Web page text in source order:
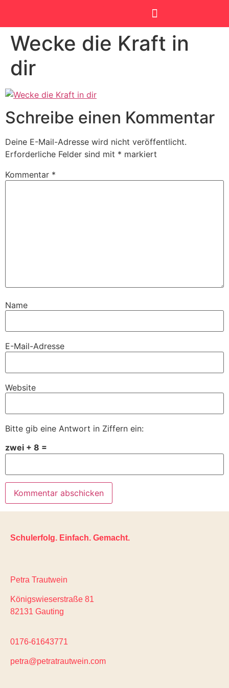
Wecke die Kraft in
dir
Schreibe einen Kommentar
Deine E-Mail-Adresse wird nicht veröffentlicht.
Erforderliche Felder sind mit * markiert
Kommentar *
Name
E-Mail-Adresse
Website
Bitte gib eine Antwort in Ziffern ein:
zwei + 8 =
Schulerfolg. Einfach. Gemacht.
Petra Trautwein
Königswieserstraße 81
82131 Gauting
0176-61643771
petra@petratrautwein.com